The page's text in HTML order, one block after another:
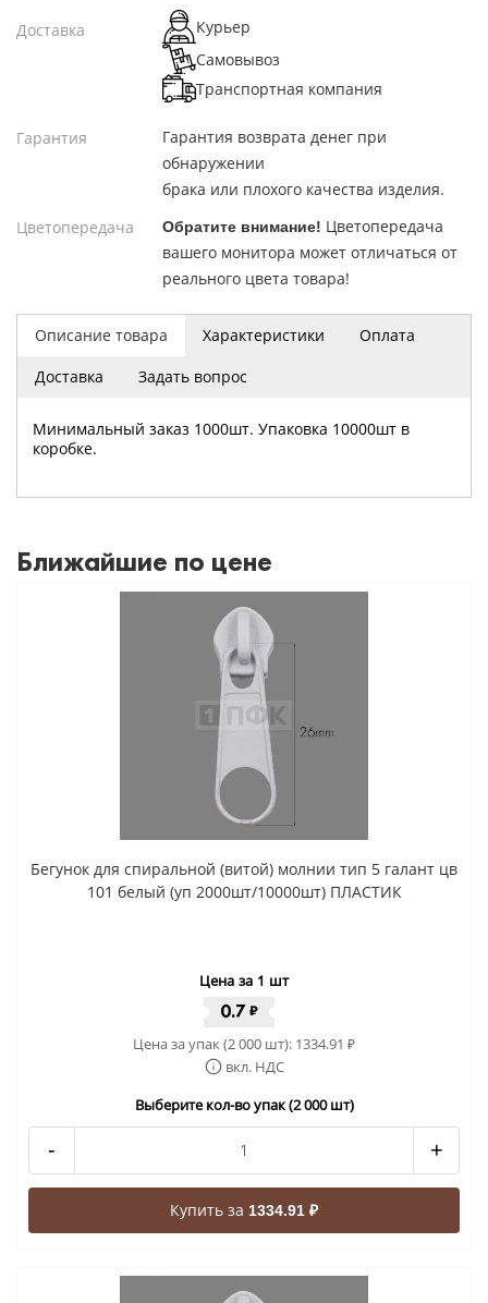
Описание товара Характеристики
Оплата
Доставка
Задать вопрос
Минимальный заказ 1000шт. Упаковка 10000шт в
коробке.
Доставка
Курьер
Самовывоз
Транспортная компания
Гарантия
Гарантия возврата денег при
обнаружении
брака или плохого качества изделия.
Цветопередача
Обратите внимание! Цветопередача
вашего монитора может отличаться от
реального цвета товара!
Ближайшие по цене
Бегунок для спиральной (витой) молнии тип 5 галант цв
101 белый (уп 2000шт/10000шт) ПЛАСТИК
Цена за 1 шт
0.7 ₽
Цена за упак (2 000 шт): 1334.91 ₽
вкл. НДС
Выберите кол-во упак (2 000 шт)
- +
Купить за 1334.91 ₽